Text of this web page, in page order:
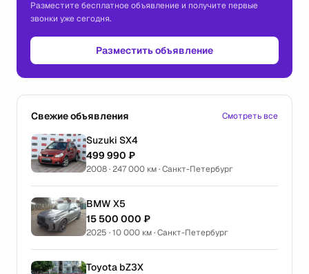
Разместите бесплатное объявление и получите первые
звонки уже сегодня.
Разместить объявление
Свежие объявления Смотреть все
Suzuki SX4
499 990 ₽
2008 · 247 000 км · Санкт-Петербург
BMW X5
15 500 000 ₽
2025 · 10 000 км · Санкт-Петербург
Toyota bZ3X